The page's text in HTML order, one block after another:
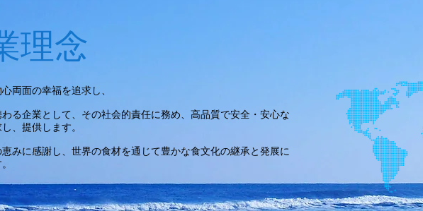
理念
両面の幸福を追求し、
る企業として、その社会的責任に務め、高品質で安全・安心な
、提供します。
みに感謝し、世界の食材を通じて豊かな食文化の継承と発展に